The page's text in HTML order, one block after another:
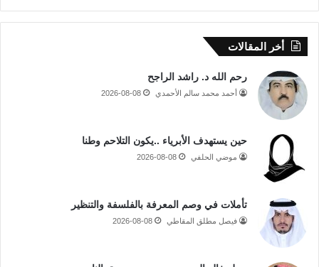
أخر المقالات
رحم الله د. راشد الراجح
أحمد محمد سالم الأحمدي 2026-08-08
حين يستهدف الأبرياء ..يكون التلاحم وطنا
موضي الحلفي 2026-08-08
تأملات في وصم المعرفة بالفلسفة والتنظير
فيصل مطلق المقاطي 2026-08-08